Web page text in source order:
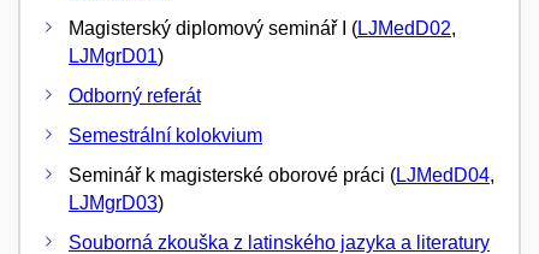
Magisterský diplomový seminář I (LJMedD02,
LJMgrD01)
Odborný referát
Semestrální kolokvium
Seminář k magisterské oborové práci (LJMedD04,
LJMgrD03)
Souborná zkouška z latinského jazyka a literatury